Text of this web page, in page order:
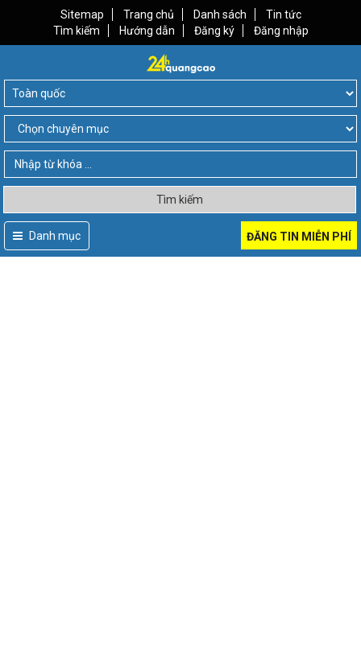
Sitemap Trang chủ Danh sách
Tin tức
Tìm kiếm
Hướng dẫn Đăng ký Đăng nhập
Tìm kiếm
Danh mục ĐĂNG TIN MIỄN PHÍ